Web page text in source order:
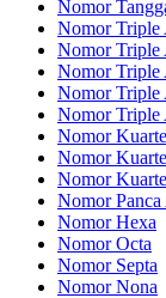
Nomor
Nomor Triple
Nomor Triple
Nomor Triple
Nomor
Nomor Triple
Nomor
Nomor
Nomor
Nomor Panca
Nomor Hexa
Nomor Octa
Nomor Septa
Nomor Nona